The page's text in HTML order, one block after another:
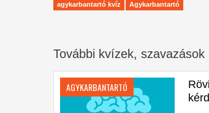
agykarbantartó kvíz Agykarbantartó
További kvízek, szavazások
AGYKARBANTARTÓ